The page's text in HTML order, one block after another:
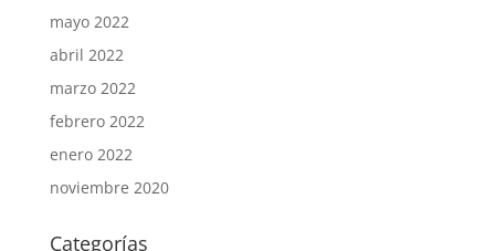
mayo 2022
abril 2022
marzo 2022
febrero 2022
enero 2022
noviembre 2020
Categorías